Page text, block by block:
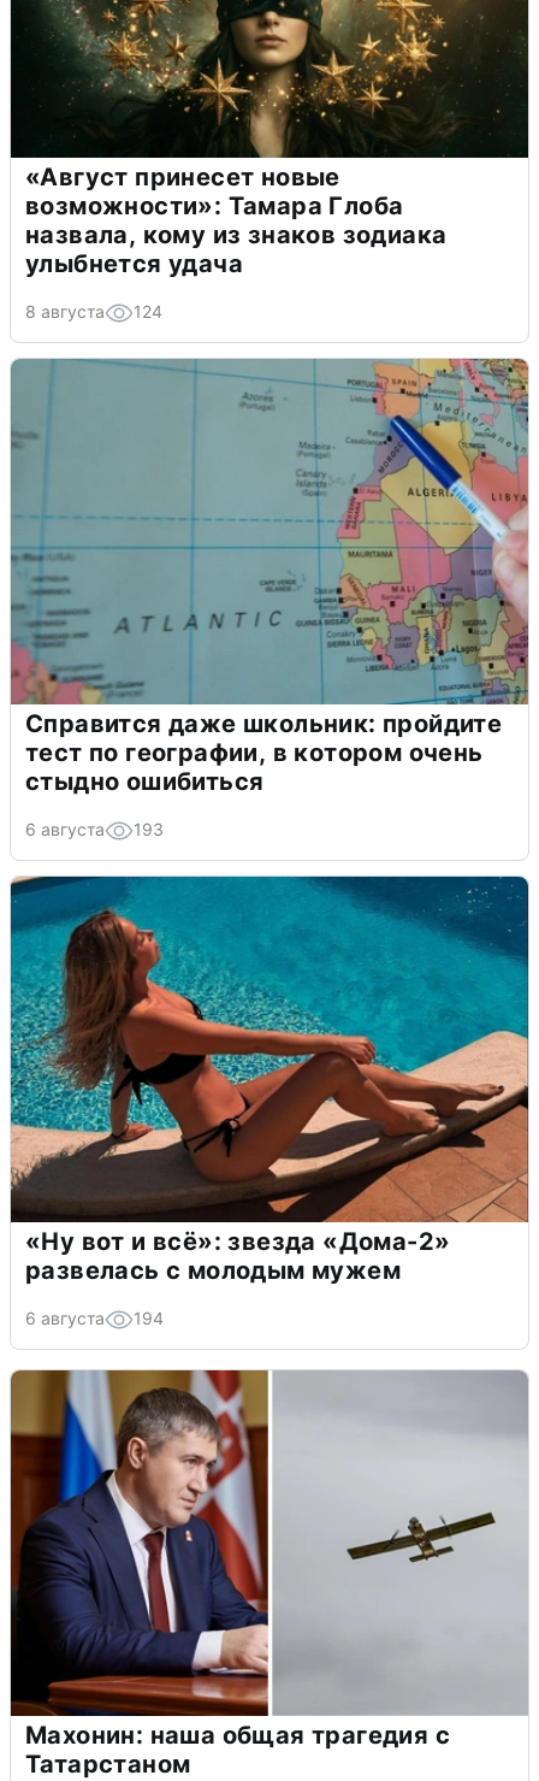
«Август принесет новые
возможности»: Тамара Глоба
назвала, кому из знаков зодиака
улыбнется удача
8 августа 124
Справится даже школьник: пройдите
тест по географии, в котором очень
стыдно ошибиться
6 августа 193
«Ну вот и всё»: звезда «Дома-2»
развелась с молодым мужем
6 августа 194
Махонин: наша общая трагедия с
Татарстаном